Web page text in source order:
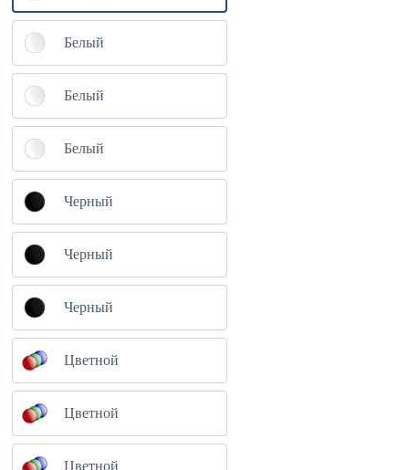
Белый
Белый
Белый
Черный
Черный
Черный
Цветной
Цветной
Цветной